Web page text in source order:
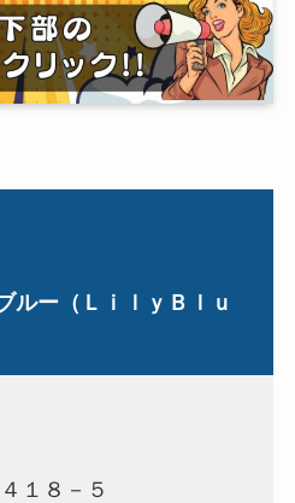
ルー（ＬｉｌｙＢｌｕ
１８－５